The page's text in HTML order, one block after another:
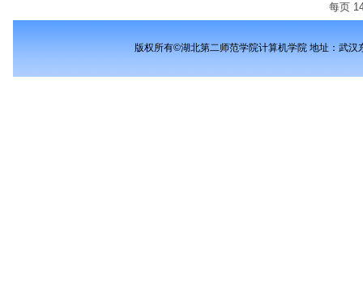
每页
版权所有©湖北第二师范学院计算机学院 地址：武